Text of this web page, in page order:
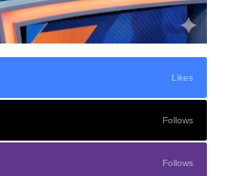
Likes
Follows
Follows